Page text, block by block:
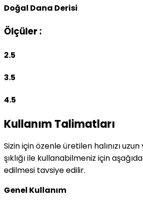
Doğal Dana Derisi
Ölçüler :
2.5
3.5
4.5
Kullanım Talimatları
Sizin için özenle üretilen halınızı
şıklığı ile kullanabilmeniz için
edilmesi tavsiye edilir.
Genel Kullanım